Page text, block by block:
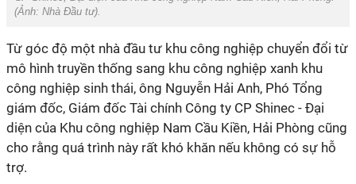
(Ảnh: Nhà Đầu tư).
Từ góc độ một nhà đầu tư khu công nghiệp chuyển đổi từ
mô hình truyền thống sang khu công nghiệp xanh khu
công nghiệp sinh thái, ông Nguyễn Hải Anh, Phó Tổng
giám đốc, Giám đốc Tài chính Công ty CP Shinec - Đại
diện của Khu công nghiệp Nam Cầu Kiền, Hải Phòng cũng
cho rằng quá trình này rất khó khăn nếu không có sự hỗ
trợ.